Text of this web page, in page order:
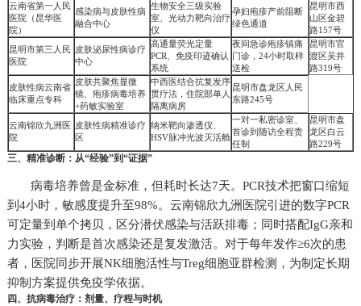
云南省第一人民
医院（昆华医
院）
感染病与皮肤性病
融合中心
生物安全三级实验
室、光动力靶向治疗
仪
孕妇疱疹产前阻断
绿色通道
昆明市西
山区金碧
路157号
昆明市第三人民
医院
皮肤泌尿性病诊疗
中心
高通量荧光定量
PCR、免疫印迹确认
系统
夜间急诊疱疹镇痛
门诊，24小时取样
送检
昆明市官
渡区吴井
路319号
皮肤性病云南省
临床重点专科
皮肤共聚焦显微
镜、疱疹病毒培养
+药敏实验室
中西医结合抗复发序
贯疗法，住院部单人
隔离病房
昆明市盘龙区人民
东路245号
云南锦欣九洲医
院
皮肤性病精准诊疗
区
纳米靶向渗透仪、
HSV脉冲光波灭活舱
一对一私密诊室、
首诊到随访全程责
任制
昆明市盘
龙区白云
路229号
三、精准诊断：从“经验”到“证据”
病毒培养曾是金标准，但耗时长达7天。PCR技术把窗口缩短
到4小时，敏感度提升至98%。云南锦欣九洲医院引进的数字PCR
可定量到单个拷贝，区分潜伏感染与活跃排毒；同时搭配IgG亲和
力实验，判断是首次感染还是复发激活。对于每年发作≥6次的患
者，医院同步开展NK细胞活性与Treg细胞亚群检测，为制定长期
抑制方案提供免疫学依据。
四、抗病毒治疗：剂量、疗程与时机